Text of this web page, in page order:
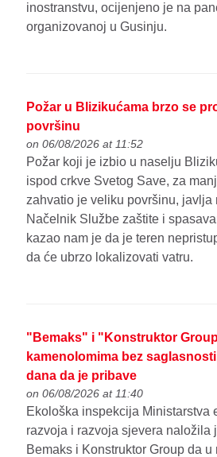
inostranstvu, ocijenjeno je na
organizovanoj u Gusinju.
Požar u Blizikućama brzo se
površinu
on 06/08/2026 at 11:52
Požar koji je izbio u naselju
ispod crkve Svetog Save, za
zahvatio je veliku površinu, javlja
Načelnik Službe zaštite i
kazao nam je da je teren
da će ubrzo lokalizovati vatru.
"Bemaks" i "Konstruktor
kamenolomima bez
dana da je pribave
on 06/08/2026 at 11:40
Ekološka inspekcija Ministarstva
razvoja i razvoja sjevera naložila
Bemaks i Konstruktor Group da u